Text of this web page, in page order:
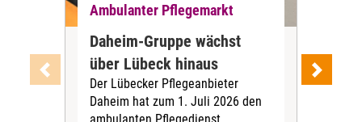
Ambulanter Pflegemarkt
Daheim-Gruppe wächst
über Lübeck hinaus
Der Lübecker Pflegeanbieter
Daheim hat zum 1. Juli 2026 den